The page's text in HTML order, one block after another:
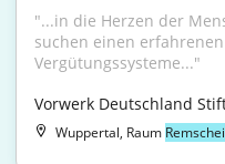
"...in die Herzen der
suchen einen erfahrenen
Vergütungssysteme..."
Vorwerk Deutschland
Wuppertal, Raum